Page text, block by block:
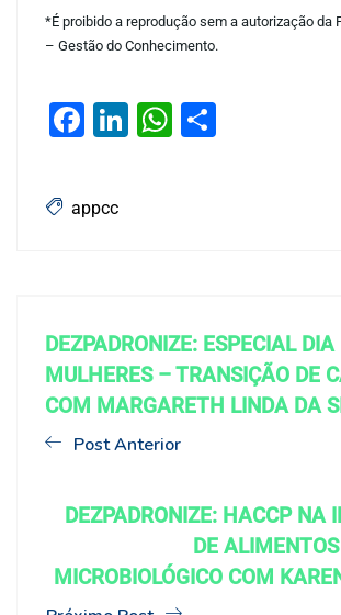
*É proibido a reprodução sem a autorização da
– Gestão do Conhecimento.
Facebook
LinkedIn
WhatsApp
appcc
DEZPADRONIZE: ESPECIAL DIA
MULHERES – TRANSIÇÃO DE
COM MARGARETH LINDA DA
Post Anterior
DEZPADRONIZE: HACCP NA
DE
MICROBIOLÓGICO COM